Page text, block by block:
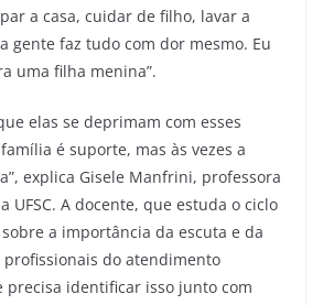
a casa, cuidar de filho, lavar a
gente faz tudo com dor mesmo. Eu
uma filha menina”.
elas se deprimam com esses
é suporte, mas às vezes a
explica Gisele Manfrini, professora
UFSC. A docente, que estuda o ciclo
a importância da escuta e da
profissionais do atendimento
precisa identificar isso junto com